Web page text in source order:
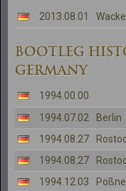
2013.08.01
BOOTLEG
GERMANY
1994.00.00
1994.07.02
Berlin
1994.08.27
1994.08.27
1994.12.03